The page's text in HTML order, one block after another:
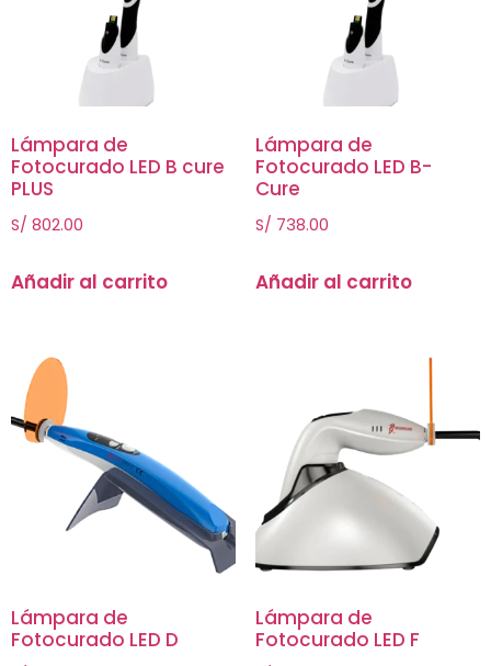
Lámpara de
Fotocurado LED B cure
PLUS
S/ 802.00
Añadir al carrito
Lámpara de
Fotocurado LED B-
Cure
S/ 738.00
Añadir al carrito
Lámpara de
Fotocurado LED D
Lámpara de
Fotocurado LED F